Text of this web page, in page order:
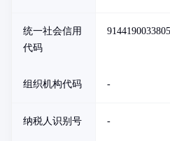
统一社会信用
代码
组织机构代码 -
纳税人识别号 -